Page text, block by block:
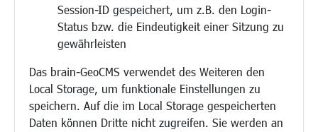
Session-ID gespeichert, um z.B. den Login-
Status bzw. die Eindeutigkeit einer Sitzung zu
gewährleisten
Das brain-GeoCMS verwendet des Weiteren den
Local Storage, um funktionale Einstellungen zu
speichern. Auf die im Local Storage gespeicherten
Daten können Dritte nicht zugreifen. Sie werden an
Bauen/Umwelt/Mobilität
Bebauungsplanung
Verkehr/Mobilität
Glasfaserausbau
Aktuelle Baustellen
Paddelteich